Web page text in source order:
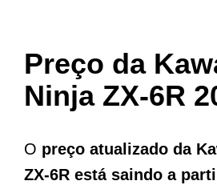
Preço da
Ninja ZX-6R
O preço atualizado da
ZX-6R está saindo a